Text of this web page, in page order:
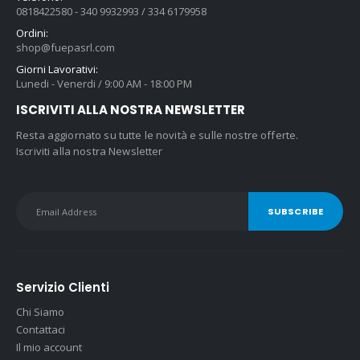
0818422580 - 340 9932993 / 334 6179958
Ordini:
shop@fuepasrl.com
Giorni Lavorativi:
Lunedi - Venerdi / 9:00 AM - 18:00 PM
ISCRIVITI ALLA NOSTRA NEWSLETTER
Resta aggiornato su tutte le novità e sulle nostre offerte.
Iscriviti alla nostra Newsletter
Servizio Clienti
Chi Siamo
Contattaci
Il mio account